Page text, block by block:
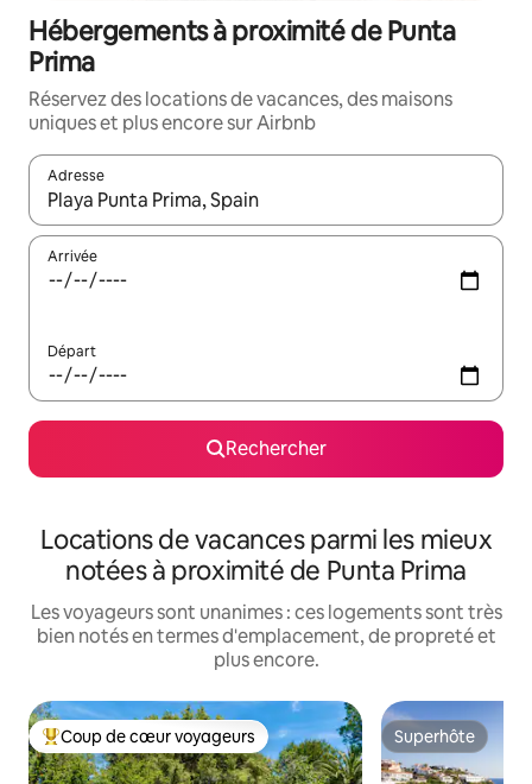
Hébergements à proximité de Punta
Prima
Réservez des locations de vacances, des maisons
uniques et plus encore sur Airbnb
Adresse
Lorsque les résultats s'affichent, utilisez les flèches vers le
Arrivée
Départ
Rechercher
Locations de vacances parmi les mieux
notées à proximité de Punta Prima
Les voyageurs sont unanimes : ces logements sont très
bien notés en termes d'emplacement, de propreté et
plus encore.
Coups de cœur voyageurs les plus appréciés
Coup de cœur voyageurs Superhôte
Superhôte